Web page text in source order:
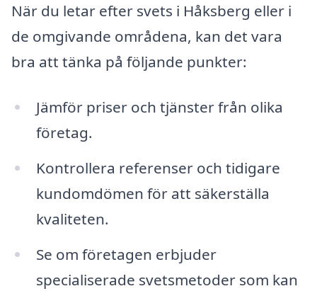
När du letar efter svets i Håksberg eller i
de omgivande områdena, kan det vara
bra att tänka på följande punkter:
Jämför priser och tjänster från olika
företag.
Kontrollera referenser och tidigare
kundomdömen för att säkerställa
kvaliteten.
Se om företagen erbjuder
specialiserade svetsmetoder som kan